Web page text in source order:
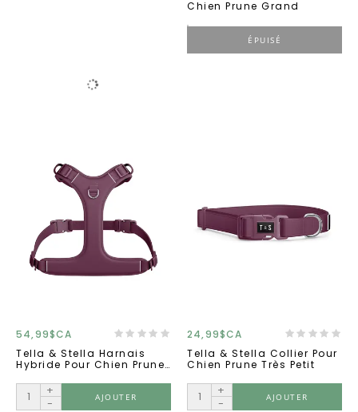
Chien Prune Grand
ÉPUISÉ
54,99$CA
Tella & Stella Harnais
Hybride Pour Chien Prune
+
-
AJOUTER
24,99$CA
Tella & Stella Collier Pour
Chien Prune Très Petit
+
-
AJOUTER